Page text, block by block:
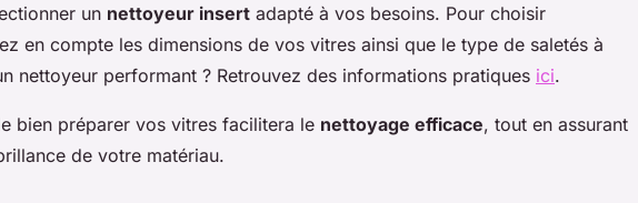
un nettoyeur insert adapté à vos besoins. Pour choisir
en compte les dimensions de vos vitres ainsi que le type de saletés à
nettoyeur performant ? Retrouvez des informations pratiques ici.
bien préparer vos vitres facilitera le nettoyage efficace, tout en assurant
de votre matériau.